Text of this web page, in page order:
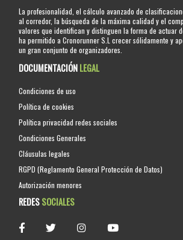
La profesionalidad, el cálculo avanzado de
al corredor, la búsqueda de la máxima calidad y el
valores que identifican y distinguen la forma de actuar
ha permitido a Cronorunner S.L crecer sólidamente y
un gran conjunto de organizadores.
DOCUMENTACIÓNLEGAL
Condiciones de uso
Política de cookies
Política privacidad redes sociales
Condiciones Generales
Cláusulas legales
RGPD (Reglamento General Protección de Datos)
Autorización menores
REDESSOCIALES